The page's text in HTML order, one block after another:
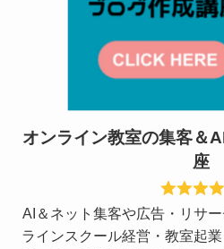
オンライン教室の集客＆
座
AI＆ネット集客や広告・リサ
ラインスクール経営・教室起